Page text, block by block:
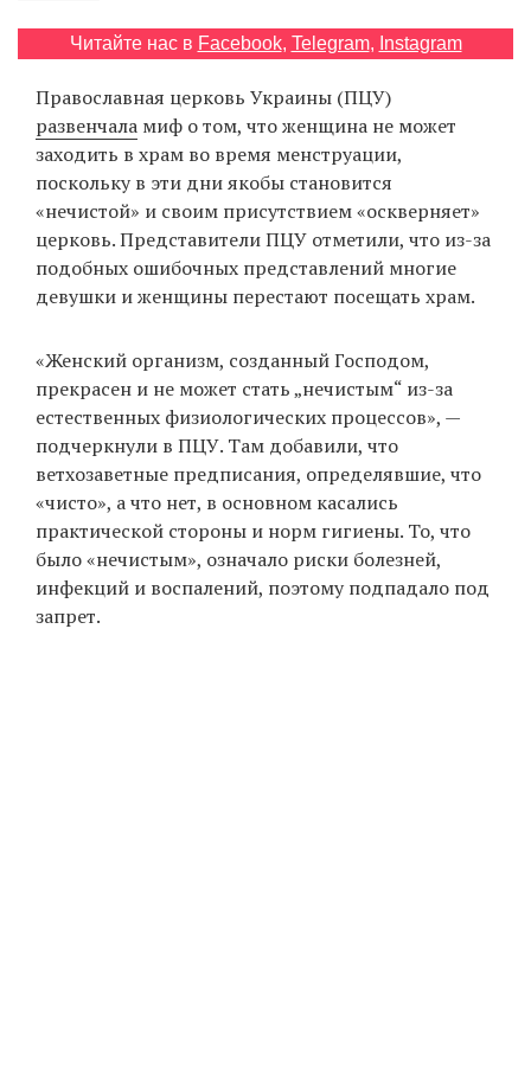
Читайте нас в Facebook, Telegram, Instagram
Православная церковь Украины (ПЦУ)
развенчала миф о том, что женщина не может
заходить в храм во время менструации,
поскольку в эти дни якобы становится
«нечистой» и своим присутствием «оскверняет»
церковь. Представители ПЦУ отметили, что из-за
подобных ошибочных представлений многие
девушки и женщины перестают посещать храм.
«Женский организм, созданный Господом,
прекрасен и не может стать „нечистым“ из-за
естественных физиологических процессов», —
подчеркнули в ПЦУ. Там добавили, что
ветхозаветные предписания, определявшие, что
«чисто», а что нет, в основном касались
практической стороны и норм гигиены. То, что
было «нечистым», означало риски болезней,
инфекций и воспалений, поэтому подпадало под
запрет.